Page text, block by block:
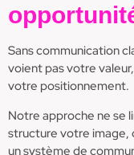
Sans communication
voient pas votre
votre positionnement.
Notre approche ne se
structure votre image,
un système de